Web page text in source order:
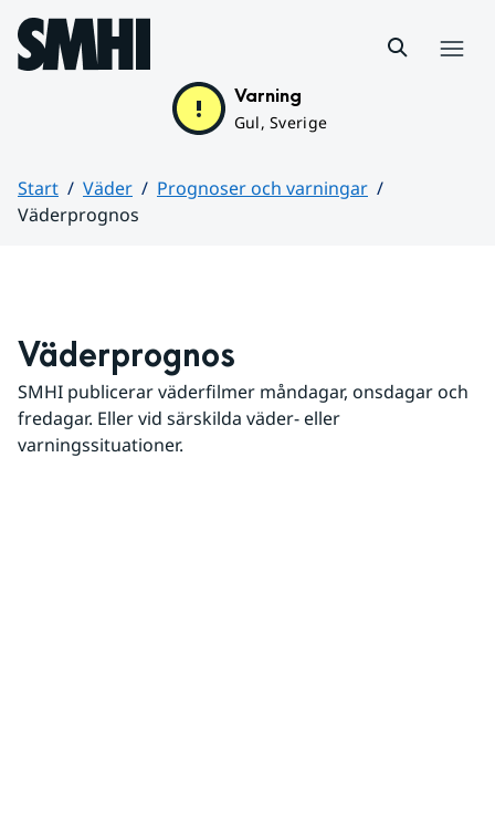
Hoppa till sidans innehåll
Varning
Gul, Sverige
Start Väder
Prognoser och varningar
Väderprognos
Väderprognos
SMHI publicerar väderfilmer måndagar, onsdagar och
fredagar. Eller vid särskilda väder- eller
varningssituationer.